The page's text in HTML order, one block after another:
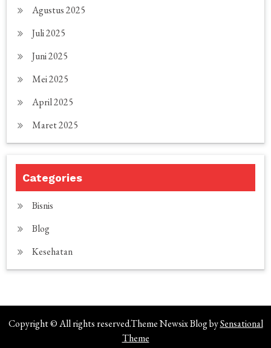
Agustus 2025
Juli 2025
Juni 2025
Mei 2025
April 2025
Maret 2025
Categories
Bisnis
Blog
Kesehatan
Copyright © All rights reserved.Theme Newsix Blog bySensational
Theme